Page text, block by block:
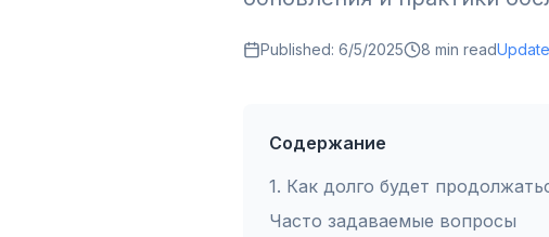
Published: 6/5/2025 8 min read
Содержание
1. Как долго будет
Часто задаваемые вопросы